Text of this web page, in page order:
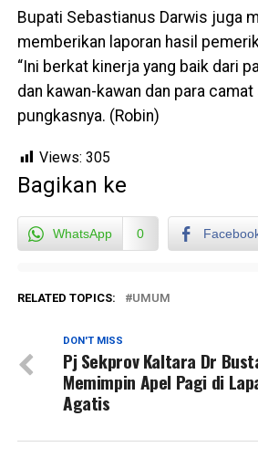
Bupati Sebastianus Darwis juga
memberikan laporan hasil
“Ini berkat kinerja yang baik dari
dan kawan-kawan dan para
pungkasnya. (Robin)
Views: 305
Bagikan ke
WhatsApp 0
RELATED TOPICS: UMUM
DON'T MISS
Pj Sekprov Kaltara Dr
Memimpin Apel Pagi di
Agatis